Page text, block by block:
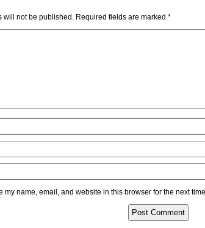
will not be published. Required fields are marked *
my name, email, and website in this browser for the next